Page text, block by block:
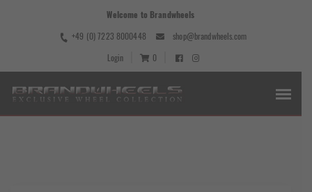
Welcome to Brandwheels
+49 (0) 7223 8000448
shop@brandwheels.com
Login
0